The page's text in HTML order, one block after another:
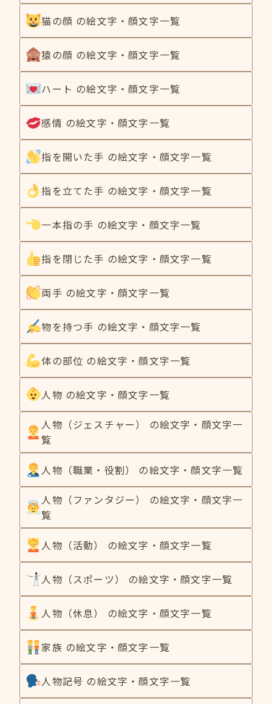
猫の顔 の絵文字・顔文字一覧
猿の顔 の絵文字・顔文字一覧
ハート の絵文字・顔文字一覧
感情 の絵文字・顔文字一覧
指を開いた手 の絵文字・顔文字一覧
指を立てた手 の絵文字・顔文字一覧
一本指の手 の絵文字・顔文字一覧
指を閉じた手 の絵文字・顔文字一覧
両手 の絵文字・顔文字一覧
物を持つ手 の絵文字・顔文字一覧
体の部位 の絵文字・顔文字一覧
人物 の絵文字・顔文字一覧
人物（ジェスチャー） の絵文字・顔文字一
覧
人物（職業・役割） の絵文字・顔文字一覧
人物（ファンタジー） の絵文字・顔文字一
覧
人物（活動） の絵文字・顔文字一覧
人物（スポーツ） の絵文字・顔文字一覧
人物（休息） の絵文字・顔文字一覧
家族 の絵文字・顔文字一覧
人物記号 の絵文字・顔文字一覧